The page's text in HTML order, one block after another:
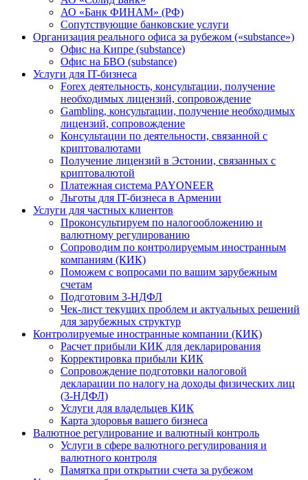
АО «Банк ФИНАМ» (РФ)
Сопутствующие банковские услуги
Организация реального офиса за рубежом («substance»)
Офис на Кипре (substance)
Офис на БВО (substance)
Услуги для IT-бизнеса
Forex деятельность, консультации, получение
необходимых лицензий, сопровождение
Gambling, консультации, получение необходимых
лицензий, сопровождение
Консультации по деятельности, связанной с
криптовалютами
Получение лицензий в Эстонии, связанных с
криптовалютой
Платежная система PAYONEER
Льготы для IT-бизнеса в Армении
Услуги для частных клиентов
Проконсультируем по налогообложению и
валютному регулированию
Сопроводим по контролируемым иностранным
компаниям (КИК)
Поможем с вопросами по вашим зарубежным
счетам
Подготовим 3-НДФЛ
Чек-лист текущих проблем и актуальных решений
для зарубежных структур
Контролируемые иностранные компании (КИК)
Расчет прибыли КИК для декларирования
Корректировка прибыли КИК
Сопровождение подготовки налоговой
декларации по налогу на доходы физических лиц
(3-НДФЛ)
Услуги для владельцев КИК
Карта здоровья вашего бизнеса
Валютное регулирование и валютный контроль
Услуги в сфере валютного регулирования и
валютного контроля
Памятка при открытии счета за рубежом